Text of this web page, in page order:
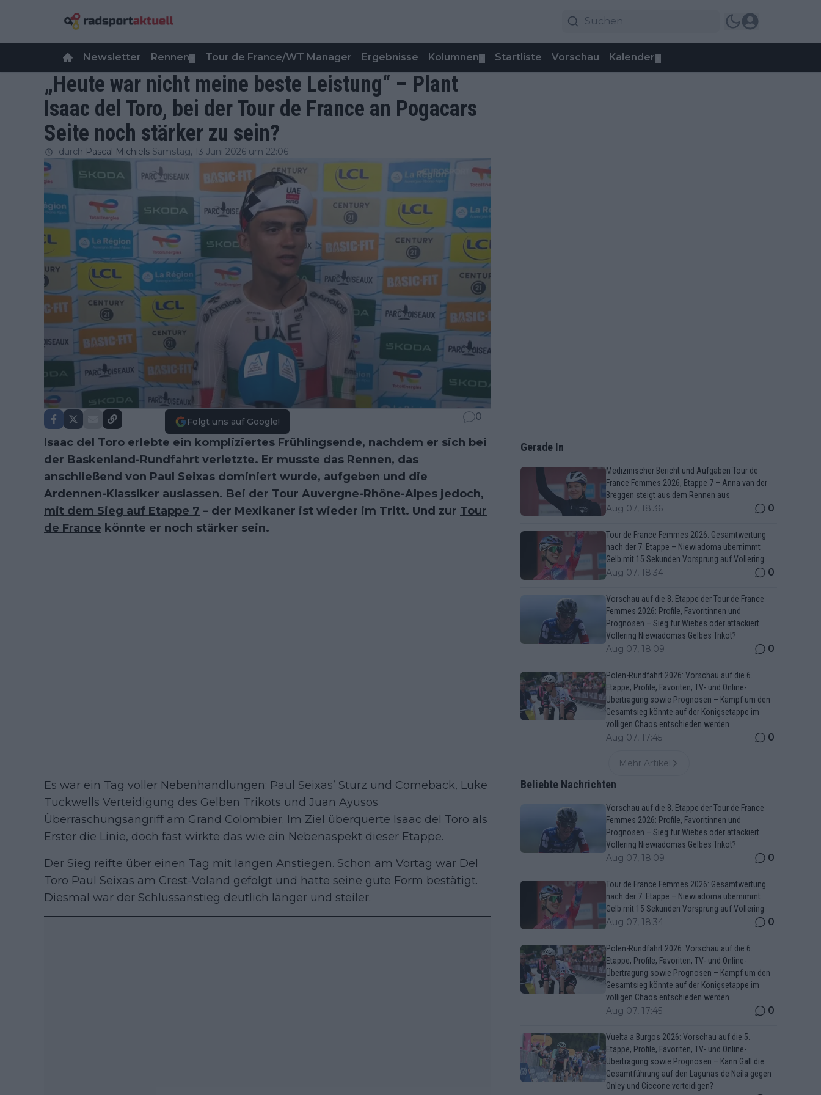
Newsletter Rennen Tour de France/WT Manager Ergebnisse Kolumnen Startliste Vorschau Kalender
„Heute war nicht meine beste Leistung“ – Plant
Isaac del Toro, bei der Tour de France an Pogacars
Seite noch stärker zu sein?
durch Pascal Michiels Samstag, 13 Juni 2026 um 22:06
Folgt uns auf Google! 0
Isaac del Toro erlebte ein kompliziertes Frühlingsende, nachdem er sich bei
der Baskenland-Rundfahrt verletzte. Er musste das Rennen, das
anschließend von Paul Seixas dominiert wurde, aufgeben und die
Ardennen-Klassiker auslassen. Bei der Tour Auvergne-Rhône-Alpes jedoch,
mit dem Sieg auf Etappe 7 – der Mexikaner ist wieder im Tritt. Und zur Tour
de France könnte er noch stärker sein.
Es war ein Tag voller Nebenhandlungen: Paul Seixas’ Sturz und Comeback, Luke
Tuckwells Verteidigung des Gelben Trikots und Juan Ayusos
Überraschungsangriff am Grand Colombier. Im Ziel überquerte Isaac del Toro als
Erster die Linie, doch fast wirkte das wie ein Nebenaspekt dieser Etappe.
Der Sieg reifte über einen Tag mit langen Anstiegen. Schon am Vortag war Del
Toro Paul Seixas am Crest-Voland gefolgt und hatte seine gute Form bestätigt.
Diesmal war der Schlussanstieg deutlich länger und steiler.
Gerade In
Medizinischer Bericht und Aufgaben Tour de
France Femmes 2026, Etappe 7 – Anna van der
Breggen steigt aus dem Rennen aus
Aug 07, 18:36 0
Tour de France Femmes 2026: Gesamtwertung
nach der 7. Etappe – Niewiadoma übernimmt
Gelb mit 15 Sekunden Vorsprung auf Vollering
Aug 07, 18:34 0
Vorschau auf die 8. Etappe der Tour de France
Femmes 2026: Profile, Favoritinnen und
Prognosen – Sieg für Wiebes oder attackiert
Vollering Niewiadomas Gelbes Trikot?
Aug 07, 18:09 0
Polen-Rundfahrt 2026: Vorschau auf die 6.
Etappe, Profile, Favoriten, TV- und Online-
Übertragung sowie Prognosen – Kampf um den
Gesamtsieg könnte auf der Königsetappe im
völligen Chaos entschieden werden
Aug 07, 17:45 0
Mehr Artikel
Beliebte Nachrichten
Vorschau auf die 8. Etappe der Tour de France
Femmes 2026: Profile, Favoritinnen und
Prognosen – Sieg für Wiebes oder attackiert
Vollering Niewiadomas Gelbes Trikot?
Aug 07, 18:09 0
Tour de France Femmes 2026: Gesamtwertung
nach der 7. Etappe – Niewiadoma übernimmt
Gelb mit 15 Sekunden Vorsprung auf Vollering
Aug 07, 18:34 0
Polen-Rundfahrt 2026: Vorschau auf die 6.
Etappe, Profile, Favoriten, TV- und Online-
Übertragung sowie Prognosen – Kampf um den
Gesamtsieg könnte auf der Königsetappe im
völligen Chaos entschieden werden
Aug 07, 17:45 0
Vuelta a Burgos 2026: Vorschau auf die 5.
Etappe, Profile, Favoriten, TV- und Online-
Übertragung sowie Prognosen – Kann Gall die
Gesamtführung auf den Lagunas de Neila gegen
Onley und Ciccone verteidigen?